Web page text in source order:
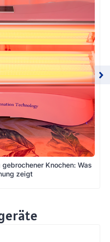
Knochen: Was
zeigt